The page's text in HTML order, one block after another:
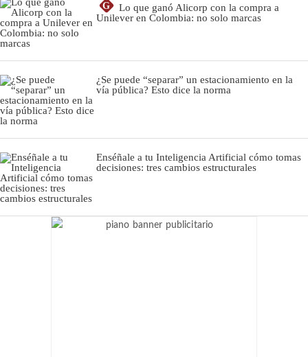
G
Lo que ganó Alicorp con la compra a
Unilever en Colombia: no solo marcas
¿Se puede “separar” un estacionamiento en la
vía pública? Esto dice la norma
Enséñale a tu Inteligencia Artificial cómo tomas
decisiones: tres cambios estructurales